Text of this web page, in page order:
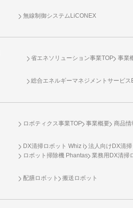
無線制御システムLiCONEX
省エネソリューション事業TOP 事業
総合エネルギーマネジメントサービ
ロボティクス事業TOP 事業概要 商品情
DX清掃ロボット Whiz i
法人向けDX清
ロボット掃除機 Phantas
業務用DX清掃
配膳ロボット 搬送ロボット